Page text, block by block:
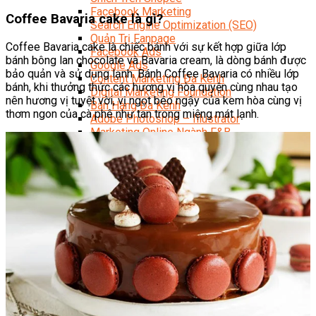
Facebook Marketing
Search Engine Optimization (SEO)
Quản Trị Fanpage
Facebook Ads
Google Ads
Content Marketing Đa Kênh
Digital Marketing Foundation
Bán Hàng Đa Kênh
Adobe Photoshop – Illustrator
Marketing Online Ngành F&B
Marketing Online Ngành Chăm Sóc Sắc Đẹp
Chuyên Đề Digital Marketing
Media Production
Chuyên Viên Tổ Chức Sự Kiện
Truyền Thông Đa Phương Tiện
Media Production
Nhiếp Ảnh Thương Mại
Sản Xuất Phim Kỹ Thuật Số
Biên Tập Video Cơ Bản Với Capcut
Dựng Phim Cơ Bản Với Adobe Premiere Pro
Sức Khỏe
Kỹ Thuật Viên Xoa Bóp Ấn Huyệt Trị Liệu
Chăm Sóc Người Cao Tuổi
Coffee Bavaria cake là gì?
Coffee Bavaria cake là chiếc bánh với sự kết hợp giữa lớp
bánh bông lan chocolate và Bavaria cream, là dòng bánh được
bảo quản và sử dụng lạnh. Bánh Coffee Bavaria có nhiều lớp
bánh, khi thưởng thức các hương vị hòa quyện cùng nhau tạo
nên hương vị tuyệt vời, vị ngọt béo ngậy của kem hòa cùng vị
thơm ngon của cà phê như tan trong miệng mát lạnh.